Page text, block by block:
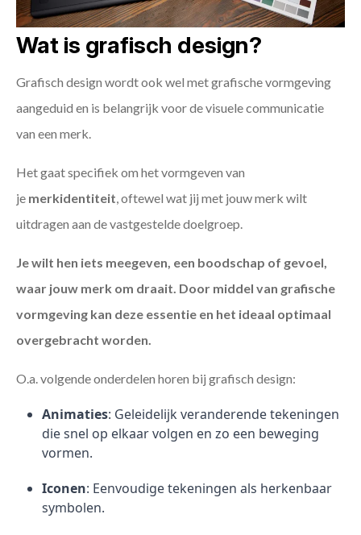
Wat is grafisch design?
Grafisch design wordt ook wel met grafische vormgeving
aangeduid en is belangrijk voor de visuele communicatie
van een merk.
Het gaat specifiek om het vormgeven van
je merkidentiteit , oftewel wat jij met jouw merk wilt
uitdragen aan de vastgestelde doelgroep.
Je wilt hen iets meegeven, een boodschap of gevoel,
waar jouw merk om draait. Door middel van grafische
vormgeving kan deze essentie en het ideaal optimaal
overgebracht worden.
O.a. volgende onderdelen horen bij grafisch design:
Animaties: Geleidelijk veranderende tekeningen
die snel op elkaar volgen en zo een beweging
vormen.
Iconen: Eenvoudige tekeningen als herkenbaar
symbolen.